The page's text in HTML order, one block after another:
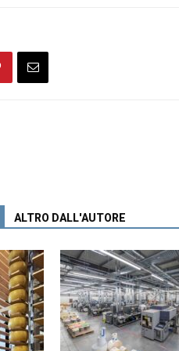
ALTRO DALL'AUTORE